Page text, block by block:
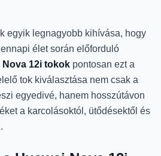
egyik legnagyobb kihívása, hogy
élet során előforduló
Nova 12i tokok pontosan ezt a
tok kiválasztása nem csak a
egyedivé, hanem hosszútávon
a karcolásoktól, ütődésektől és